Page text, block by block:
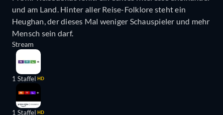
und am Land. Hinter aller Reise-Folklore steht ein
Heughan, der dieses Mal weniger Schauspieler und mehr
Mensch sein darf.
Stream
1 Staffel HD
1 Staffel HD